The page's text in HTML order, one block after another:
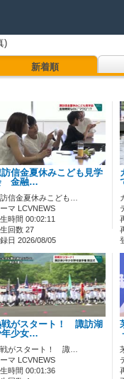
)
新着順
信金夏休みこども見学
金融…
信金夏休みこども…
マ LCVNEWS
時間 00:02:11
回数 27
日 2026/08/05
戦がスタート！ 諏訪湖
年少女…
がスタート！ 諏…
マ LCVNEWS
時間 00:01:36